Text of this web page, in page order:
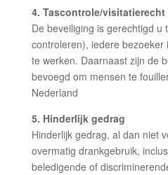
4. Tascontrole/visitatierecht
De beveiliging is gerechtigd u
controleren), iedere bezoeker
te werken. Daarnaast zijn de
bevoegd om mensen te
Nederland
5. Hinderlijk gedrag
Hinderlijk gedrag, al dan niet
overmatig drankgebruik,
beledigende of